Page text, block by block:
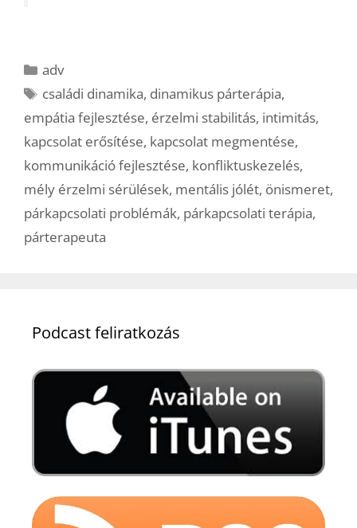
Kategória
adv
Címkék
családi dinamika, dinamikus párterápia,
empátia fejlesztése, érzelmi stabilitás, intimitás,
kapcsolat erősítése, kapcsolat megmentése,
kommunikáció fejlesztése, konfliktuskezelés,
mély érzelmi sérülések, mentális jólét, önismeret,
párkapcsolati problémák, párkapcsolati terápia,
párterapeuta
Podcast feliratkozás